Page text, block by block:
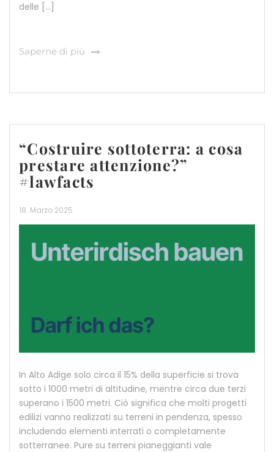
delle […]
Saperne di più
“Costruire sottoterra: a cosa
prestare attenzione?”
#lawfacts
18. Marzo 2025
In Alto Adige solo circa il 15% della superficie si trova
sotto i 1000 metri di altitudine, mentre circa due terzi
superano i 1500 metri. Ciò significa che molti progetti
edilizi vanno realizzati su terreni in pendenza, spesso
includendo elementi interrati o completamente
sotterranee. Pure su terreni pianeggianti vale